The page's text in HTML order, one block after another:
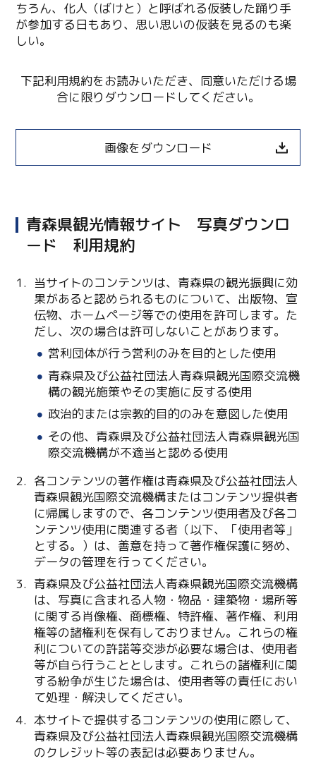
ちろん、化人（ばけと）と呼ばれる仮装した踊り手
が参加する日もあり、思い思いの仮装を見るのも楽
しい。
下記利用規約をお読みいただき、同意いただける場
合に限りダウンロードしてください。
画像をダウンロード
青森県観光情報サイト 写真ダウンロ
ード 利用規約
当サイトのコンテンツは、青森県の観光振興に効
果があると認められるものについて、出版物、宣
伝物、ホームページ等での使用を許可します。た
だし、次の場合は許可しないことがあります。
営利団体が行う営利のみを目的とした使用
青森県及び公益社団法人青森県観光国際交流機
構の観光施策やその実施に反する使用
政治的または宗教的目的のみを意図した使用
その他、青森県及び公益社団法人青森県観光国
際交流機構が不適当と認める使用
各コンテンツの著作権は青森県及び公益社団法人
青森県観光国際交流機構またはコンテンツ提供者
に帰属しますので、各コンテンツ使用者及び各コ
ンテンツ使用に関連する者（以下、「使用者等」
とする。）は、善意を持って著作権保護に努め、
データの管理を行ってください。
青森県及び公益社団法人青森県観光国際交流機構
は、写真に含まれる人物・物品・建築物・場所等
に関する肖像権、商標権、特許権、著作権、利用
権等の諸権利を保有しておりません。これらの権
利についての許諾等交渉が必要な場合は、使用者
等が自ら行うこととします。これらの諸権利に関
する紛争が生じた場合は、使用者等の責任におい
て処理・解決してください。
本サイトで提供するコンテンツの使用に際して、
青森県及び公益社団法人青森県観光国際交流機構
のクレジット等の表記は必要ありません。
Twitter
Facebook
Line
Copy URL